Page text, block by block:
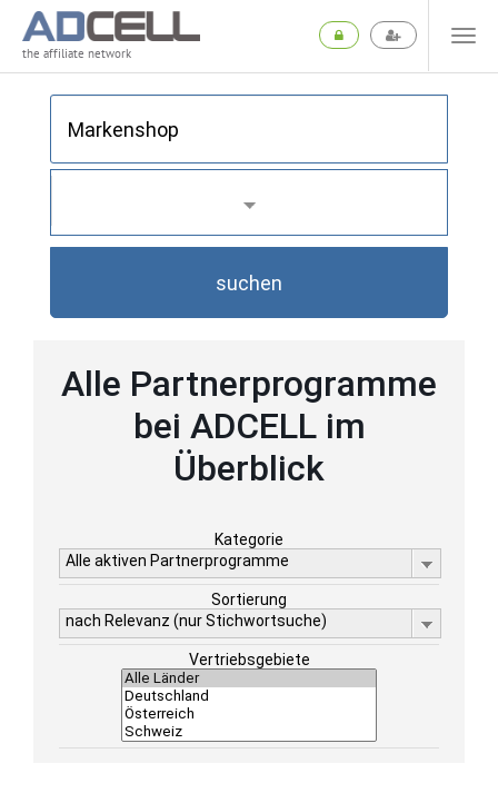
the affiliate network
suchen
Alle Partnerprogramme
bei ADCELL im
Überblick
Kategorie
Alle aktiven Partnerprogramme
Sortierung
nach Relevanz (nur Stichwortsuche)
Vertriebsgebiete